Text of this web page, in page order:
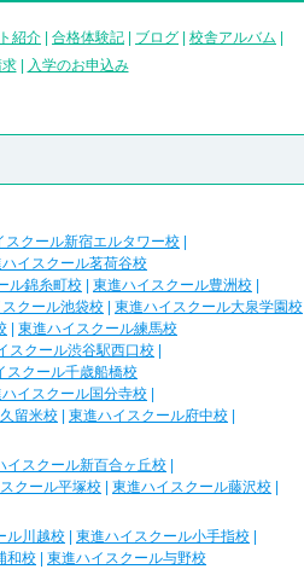
紹介 合格体験記 ブログ 校舎アルバム
|
入学のお申込み
スクール新宿エルタワー校
イスクール茗荷谷校
ル錦糸町校 東進ハイスクール豊洲校
クール池袋校 東進ハイスクール大泉学園校
東進ハイスクール練馬校
スクール渋谷駅西口校
スクール千歳船橋校
イスクール国分寺校
留米校 東進ハイスクール府中校
イスクール新百合ヶ丘校
クール平塚校 東進ハイスクール藤沢校
ル川越校 東進ハイスクール小手指校
和校
東進ハイスクール与野校